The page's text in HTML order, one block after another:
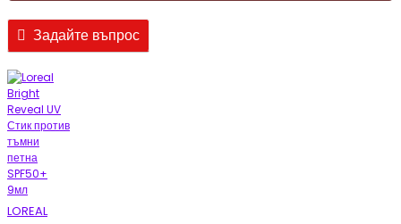
Задайте въпрос
LOREAL